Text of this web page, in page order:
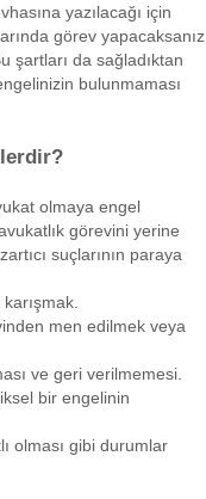
yazılacağı için
görev yapacaksanız
şartları da sağladıktan
bulunmaması
olmaya engel
görevini yerine
suçlarının paraya
men edilmek veya
ve geri verilmemesi.
bir engelinin
olması gibi durumlar